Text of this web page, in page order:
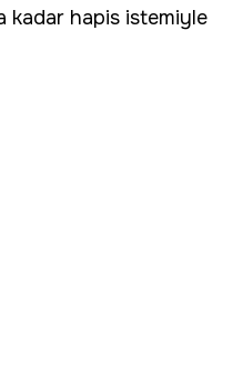
kadar hapis istemiyle